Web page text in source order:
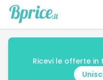
Ricevi le offerte